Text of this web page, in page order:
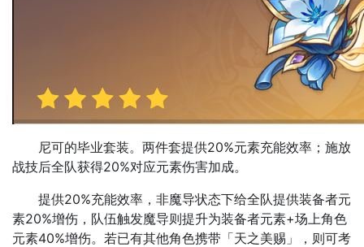
尼可的毕业套装。两件套提供20%元素充能效率；施放
战技后全队获得20%对应元素伤害加成。
提供20%充能效率，非魔导状态下给全队提供装备者元
素20%增伤，队伍触发魔导则提升为装备者元素+场上角色
元素40%增伤。若已有其他角色携带「天之美赐」，则可考